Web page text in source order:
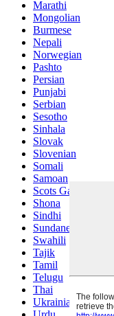
Marathi
Mongolian
Burmese
Nepali
Norwegian
Pashto
Persian
Punjabi
Serbian
Sesotho
Sinhala
Slovak
Slovenian
Somali
Samoan
Scots Gaelic
Shona
Sindhi
Sundanese
Swahili
Tajik
Tamil
Telugu
Thai
Ukrainian